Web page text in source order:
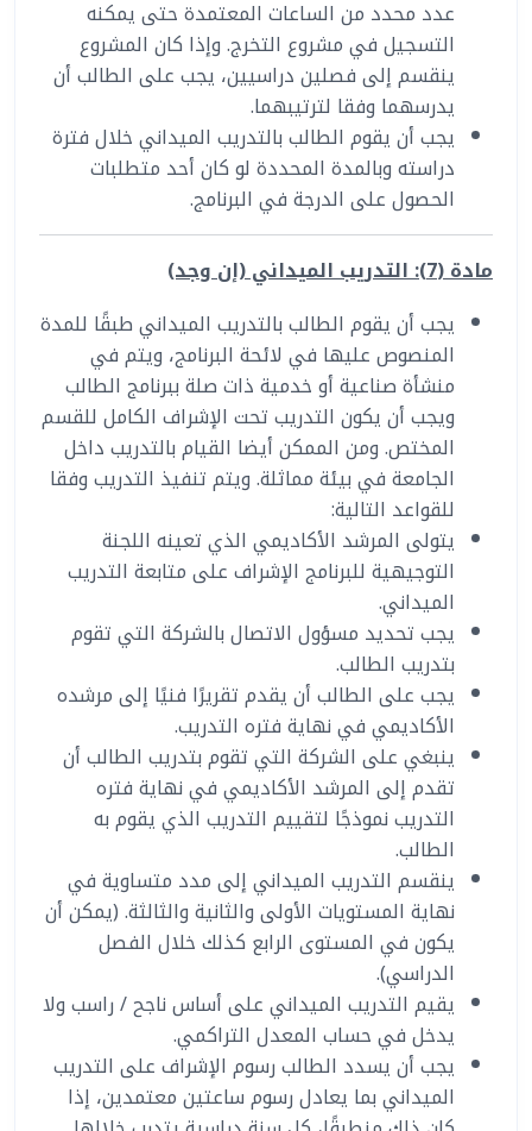
عدد محدد من الساعات المعتمدة حتى يمكنه
التسجيل في مشروع التخرج. وإذا كان المشروع
ينقسم إلى فصلين دراسيين، يجب على الطالب أن
يدرسهما وفقا لترتيبهما.
يجب أن يقوم الطالب بالتدريب الميداني خلال فترة
دراسته وبالمدة المحددة لو كان أحد متطلبات
الحصول على الدرجة في البرنامج.
مادة (7): التدريب الميداني (إن وجد)
يجب أن يقوم الطالب بالتدريب الميداني طبقًا للمدة
المنصوص عليها في لائحة البرنامج، ويتم في
منشأة صناعية أو خدمية ذات صلة ببرنامج الطالب
ويجب أن يكون التدريب تحت الإشراف الكامل للقسم
المختص. ومن الممكن أيضا القيام بالتدريب داخل
الجامعة في بيئة مماثلة. ويتم تنفيذ التدريب وفقا
للقواعد التالية:
يتولى المرشد الأكاديمي الذي تعينه اللجنة
التوجيهية للبرنامج الإشراف على متابعة التدريب
الميداني.
يجب تحديد مسؤول الاتصال بالشركة التي تقوم
بتدريب الطالب.
يجب على الطالب أن يقدم تقريرًا فنيًا إلى مرشده
الأكاديمي في نهاية فتره التدريب.
ينبغي على الشركة التي تقوم بتدريب الطالب أن
تقدم إلى المرشد الأكاديمي في نهاية فتره
التدريب نموذجًا لتقييم التدريب الذي يقوم به
الطالب.
ينقسم التدريب الميداني إلى مدد متساوية في
نهاية المستويات الأولى والثانية والثالثة. (يمكن أن
يكون في المستوى الرابع كذلك خلال الفصل
الدراسي).
يقيم التدريب الميداني على أساس ناجح / راسب ولا
يدخل في حساب المعدل التراكمي.
يجب أن يسدد الطالب رسوم الإشراف على التدريب
الميداني بما يعادل رسوم ساعتين معتمدين، إذا